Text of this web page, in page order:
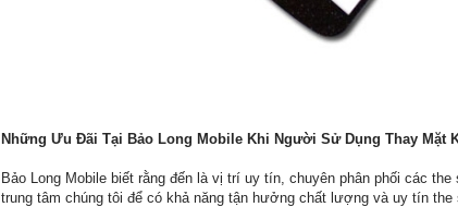
Những Ưu Đãi Tại Bảo Long Mobile Khi Người Sử Dụng Thay Mặt
Bảo Long Mobile biết rằng đến là vị trí uy tín, chuyên phân phối các
trung tâm chúng tôi để có khả năng tận hưởng chất lượng và uy tín